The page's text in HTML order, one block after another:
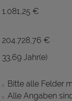
1.081,25 €
204.728,76 €
33,69 Jahr(e)
Bitte alle Felder
Alle Angaben